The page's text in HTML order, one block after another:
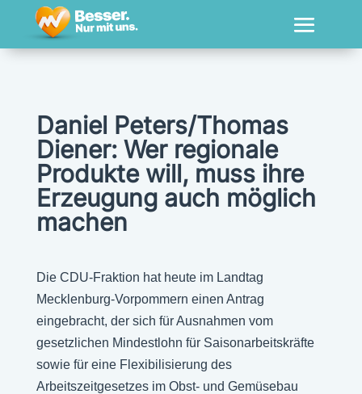
Daniel Peters/Thomas
Diener: Wer regionale
Produkte will, muss ihre
Erzeugung auch möglich
machen
Die CDU-Fraktion hat heute im Landtag
Mecklenburg-Vorpommern einen Antrag
eingebracht, der sich für Ausnahmen vom
gesetzlichen Mindestlohn für Saisonarbeitskräfte
sowie für eine Flexibilisierung des
Arbeitszeitgesetzes im Obst- und Gemüsebau